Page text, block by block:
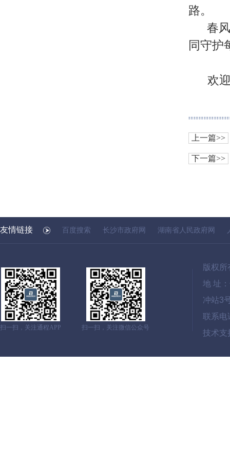
路。
春
同守护
欢
上一篇>>
下一篇>>
友情链接 百度搜索 长沙市政府网 湖南省人民政府网
扫一扫，关注通程APP 扫一扫，关注微信公众号
版权
地 址
冲站3
联系电
技术支